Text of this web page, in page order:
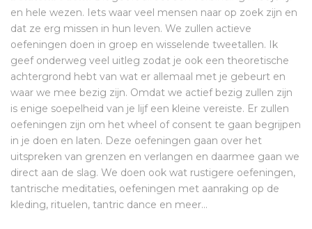
en hele wezen. Iets waar veel mensen naar op zoek zijn en
dat ze erg missen in hun leven. We zullen actieve
oefeningen doen in groep en wisselende tweetallen. Ik
geef onderweg veel uitleg zodat je ook een theoretische
achtergrond hebt van wat er allemaal met je gebeurt en
waar we mee bezig zijn. Omdat we actief bezig zullen zijn
is enige soepelheid van je lijf een kleine vereiste. Er zullen
oefeningen zijn om het wheel of consent te gaan begrijpen
in je doen en laten. Deze oefeningen gaan over het
uitspreken van grenzen en verlangen en daarmee gaan we
direct aan de slag. We doen ook wat rustigere oefeningen,
tantrische meditaties, oefeningen met aanraking op de
kleding, rituelen, tantric dance en meer…